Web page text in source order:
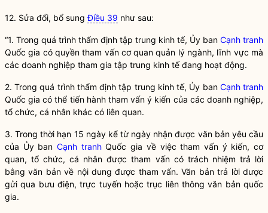
12. Sửa đổi, bổ sungĐiều 39 như sau:
“1. Trong quá trình thẩm định tập trung kinh tế, Ủy ban Cạnh tranh
Quốc gia có quyền tham vấn cơ quan quản lý ngành, lĩnh vực mà
các doanh nghiệp tham gia tập trung kinh tế đang hoạt động.
2. Trong quá trình thẩm định tập trung kinh tế, Ủy ban Cạnh tranh
Quốc gia có thể tiến hành tham vấn ý kiến của các doanh nghiệp,
tổ chức, cá nhân khác có liên quan.
3. Trong thời hạn 15 ngày kể từ ngày nhận được văn bản yêu cầu
của Ủy banCạnh tranh Quốc gia về việc tham vấn ý kiến, cơ
quan, tổ chức, cá nhân được tham vấn có trách nhiệm trả lời
bằng văn bản về nội dung được tham vấn. Văn bản trả lời dược
gửi qua bưu điện, trực tuyến hoặc trục liên thông văn bản quốc
gia.